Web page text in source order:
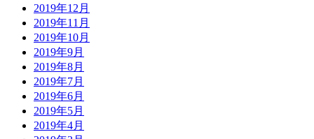
2019年12月
2019年11月
2019年10月
2019年9月
2019年8月
2019年7月
2019年6月
2019年5月
2019年4月